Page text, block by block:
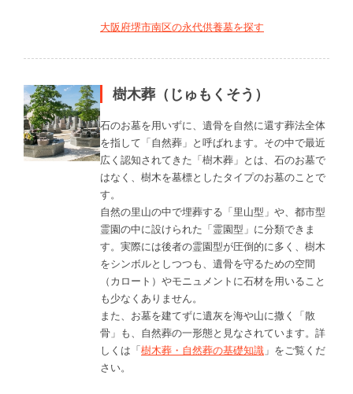
大阪府堺市南区の永代供養墓を探す
樹木葬（じゅもくそう）
石のお墓を用いずに、遺骨を自然に還す葬法全体
を指して「自然葬」と呼ばれます。その中で最近
広く認知されてきた「樹木葬」とは、石のお墓で
はなく、樹木を墓標としたタイプのお墓のことで
す。
自然の里山の中で埋葬する「里山型」や、都市型
霊園の中に設けられた「霊園型」に分類できま
す。実際には後者の霊園型が圧倒的に多く、樹木
をシンボルとしつつも、遺骨を守るための空間
（カロート）やモニュメントに石材を用いること
も少なくありません。
また、お墓を建てずに遺灰を海や山に撒く「散
骨」も、自然葬の一形態と見なされています。詳
しくは「樹木葬・自然葬の基礎知識 」をご覧くだ
さい。